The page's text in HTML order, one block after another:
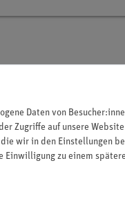
sollten in
Reagenzien
Daten von
Zugriffe auf unsere Website
wir in den Einstellungen
Einwilligung zu einem